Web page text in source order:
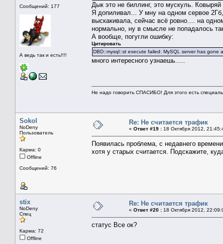
Сообщений: 177
А ведь так и есть!!!!
Дык это не биллинг, это мускуль.
Я допиливал... У мну на одном сервое
выскакивала, сейчас всё ровно.... на
нормально, ну в смысле не попадалось
А вообще, погугли ошибку:
Цитировать
DBD::mysql::st execute failed: MySQL server has gone
много интересного узнаешь.....
Не надо говорить СПАСИБО! Для этого есть
Sokol
NoDeny
Пользователь
Карма: 0
Offline
Сообщений: 76
Re: Не считается трафик
« Ответ #19 : 18 Октября 2012,
Появилась проблема, с недавнего
хотя у старых считается. Подскажите,
stix
NoDeny
Спец
Карма: 72
Offline
Re: Не считается трафик
« Ответ #20 : 18 Октября 2012,
статус Все ок?